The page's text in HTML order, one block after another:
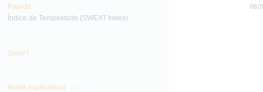
Rajada
Índice de Tempestade (SWEAT Index)
SkewT
Notas explicativas